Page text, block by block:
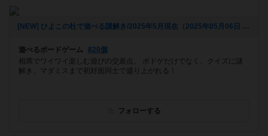
[NEW] ひよこの杜で遊べる謎解き/2025年5月現在（2025年05月06日 14時03分）
遊べるボードゲーム
820個
相席でワイワイ楽しむ遊びの交差点。 ボドゲだけでなく、クイズに謎
解き、マダミスまで初対面同士で盛り上がれる！
フォローする